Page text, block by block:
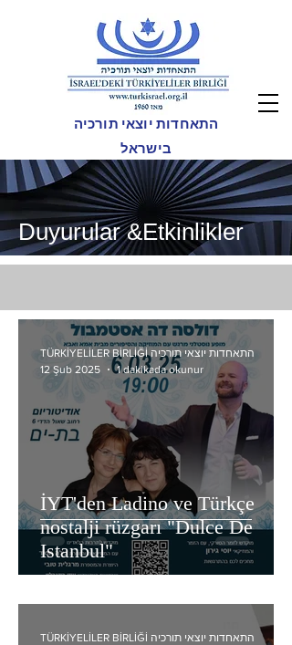
התאחדות יוצאי תורכיה
בישראל
Duyurular &Etkinlikler
İYT'den Ladino ve Türkçe
nostalji rüzgarı "Dulce De
Istanbul"
TÜRKİYELİLER BİRLİĞİ התאחדות יוצאי תורכיה
12 Şub 2025
1 dakikada okunur
TÜRKİYELİLER BİRLİĞİ התאחדות יוצאי תורכיה